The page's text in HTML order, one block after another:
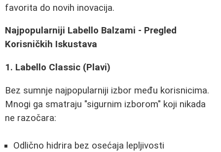
favorita do novih inovacija.
Najpopularniji Labello Balzami - Pregled
Korisničkih Iskustava
1. Labello Classic (Plavi)
Bez sumnje najpopularniji izbor među korisnicima.
Mnogi ga smatraju "sigurnim izborom" koji nikada
ne razočara:
Odlično hidrira bez osećaja lepljivosti